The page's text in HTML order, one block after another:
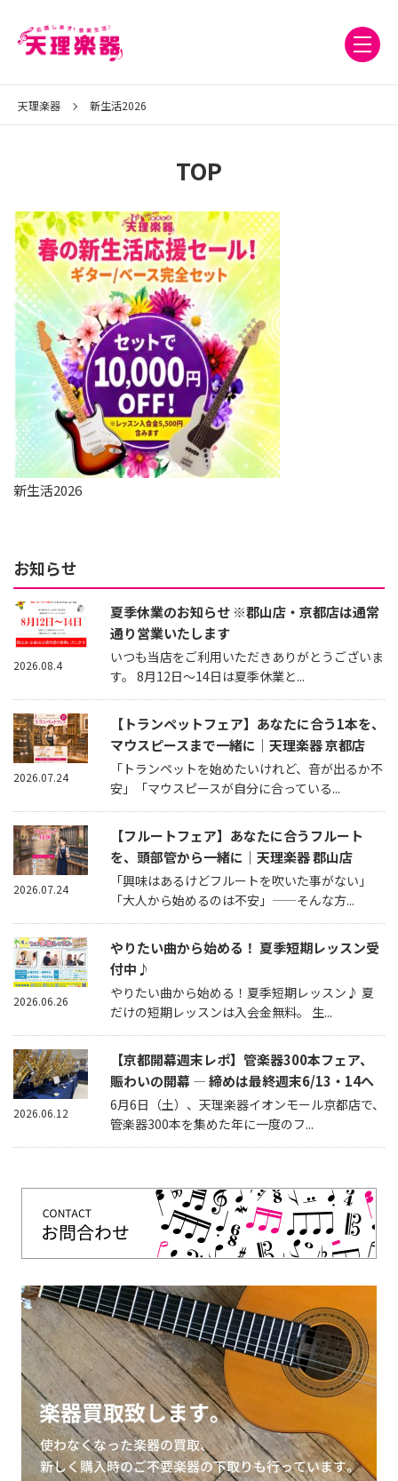
天理楽器 新生活2026
TOP
新生活2026
お知らせ
夏季休業のお知らせ ※郡山店・京都店は通常
通り営業いたします
いつも当店をご利用いただきありがとうございま
す。 8月12日～14日は夏季休業と...
2026.08.4
【トランペットフェア】あなたに合う1本を、
マウスピースまで一緒に｜天理楽器 京都店
「トランペットを始めたいけれど、音が出るか不
安」「マウスピースが自分に合っている...
2026.07.24
【フルートフェア】あなたに合うフルート
を、頭部管から一緒に｜天理楽器 郡山店
「興味はあるけどフルートを吹いた事がない」
「大人から始めるのは不安」——そんな方...
2026.07.24
やりたい曲から始める！ 夏季短期レッスン受
付中♪
やりたい曲から始める！夏季短期レッスン♪ 夏
だけの短期レッスンは入会金無料。 生...
2026.06.26
【京都開幕週末レポ】管楽器300本フェア、
賑わいの開幕 — 締めは最終週末6/13・14へ
6月6日（土）、天理楽器イオンモール京都店で、
管楽器300本を集めた年に一度のフ...
2026.06.12